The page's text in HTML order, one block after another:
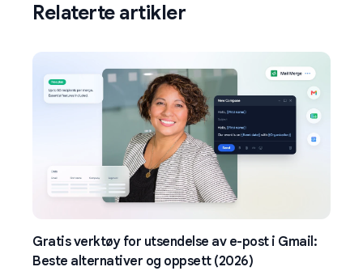
Relaterte artikler
Gratis verktøy for utsendelse av e-post i Gmail:
Beste alternativer og oppsett (2026)